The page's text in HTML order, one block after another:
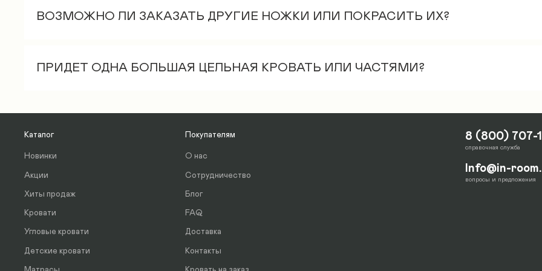
осуществляется при доставке).
ВОЗМОЖНО ЛИ ЗАКАЗАТЬ ДРУГИЕ НОЖКИ ИЛИ ПОКРАСИТЬ ИХ?
ПРИДЕТ ОДНА БОЛЬШАЯ ЦЕЛЬНАЯ КРОВАТЬ ИЛИ ЧАСТЯМИ?
Каталог
Новинки
Акции
Хиты продаж
Кровати
Угловые кровати
Детские кровати
Покупателям
О нас
Сотрудничество
Блог
FAQ
Доставка
Контакты
8 (800) 707-
справочная служба
Info@in-
вопросы и предложения